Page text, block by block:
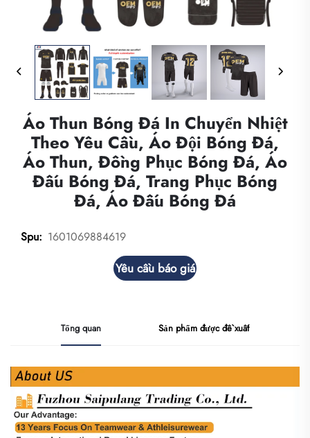
Áo Thun Bóng Đá In Chuyển Nhiệt
Theo Yêu Cầu, Áo Đội Bóng Đá,
Áo Thun, Đồng Phục Bóng Đá, Áo
Đấu Bóng Đá, Trang Phục Bóng
Đá, Áo Đấu Bóng Đá
Spu: 1601069884619
Yêu cầu báo giá
Tổng quan Sản phẩm được đề xuất